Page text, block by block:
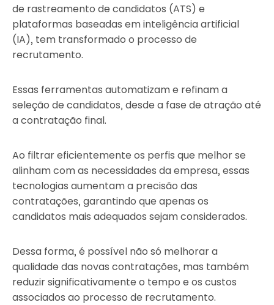
de rastreamento de candidatos (ATS) e
plataformas baseadas em inteligência artificial
(IA), tem transformado o processo de
recrutamento.
Essas ferramentas automatizam e refinam a
seleção de candidatos, desde a fase de atração até
a contratação final.
Ao filtrar eficientemente os perfis que melhor se
alinham com as necessidades da empresa, essas
tecnologias aumentam a precisão das
contratações, garantindo que apenas os
candidatos mais adequados sejam considerados.
Dessa forma, é possível não só melhorar a
qualidade das novas contratações, mas também
reduzir significativamente o tempo e os custos
associados ao processo de recrutamento.